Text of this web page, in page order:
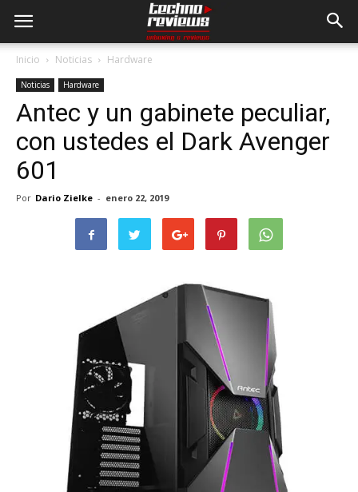
Inicio Noticias Hardware
Noticias Hardware
Antec y un gabinete peculiar,
con ustedes el Dark Avenger
601
Por Dario Zielke - enero 22, 2019